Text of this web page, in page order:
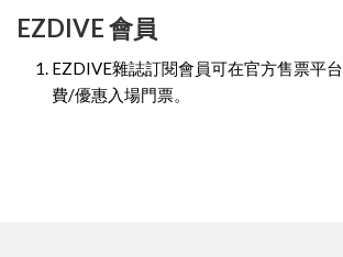
EZDIVE 會員
EZDIVE雜誌訂閱會員可在官方售票平
費/優惠入場門票。